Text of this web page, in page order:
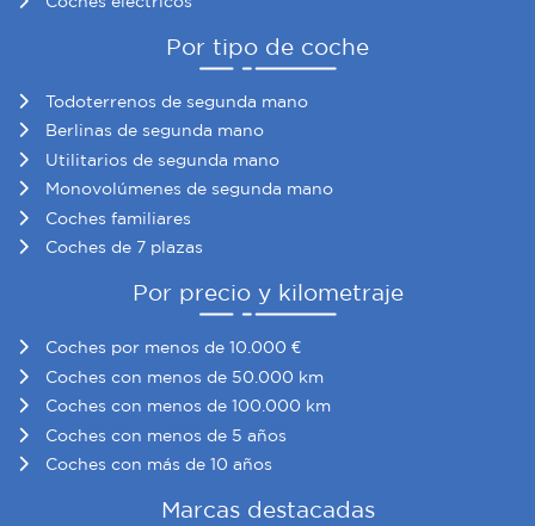
Por tipo de coche
Todoterrenos de segunda mano
Berlinas de segunda mano
Utilitarios de segunda mano
Monovolúmenes de segunda mano
Coches familiares
Coches de 7 plazas
Por precio y kilometraje
Coches por menos de 10.000 €
Coches con menos de 50.000 km
Coches con menos de 100.000 km
Coches con menos de 5 años
Coches con más de 10 años
Marcas destacadas